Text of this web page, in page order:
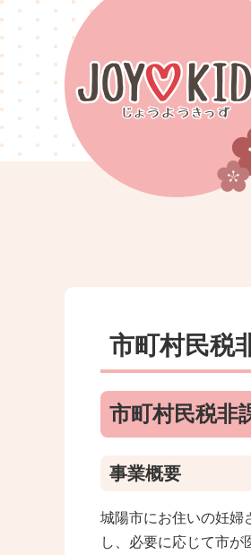
市町村民税
市町村民税非
事業概要
城陽市にお住いの妊婦
し、必要に応じて市が